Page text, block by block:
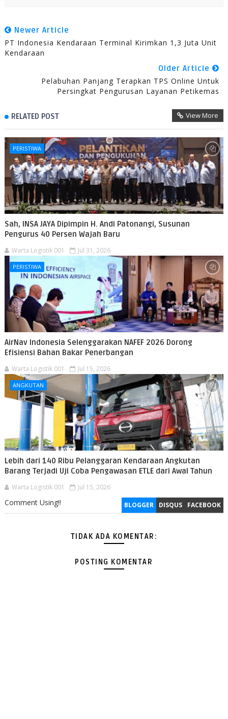
Newer Article
PT Indonesia Kendaraan Terminal Kirimkan 1,3 Juta Unit
Kendaraan
Older Article
Pelabuhan Panjang Terapkan TPS Online Untuk
Persingkat Pengurusan Layanan Petikemas
RELATED POST View More
PERISTIWA
Sah, INSA JAYA Dipimpin H. Andi Patonangi, Susunan
Pengurus 40 Persen Wajah Baru
Warta Logistik 001 Jul 31, 2026
PERISTIWA
AirNav Indonesia Selenggarakan NAFEF 2026 Dorong
Efisiensi Bahan Bakar Penerbangan
Warta Logistik 001 Jul 15, 2026
ANGKUTAN
Lebih dari 140 Ribu Pelanggaran Kendaraan Angkutan
Barang Terjadi Uji Coba Pengawasan ETLE dari Awal Tahun
Warta Logistik 001 Jul 15, 2026
BLOGGER DISQUS FACEBOOK
Comment Using!!
TIDAK ADA KOMENTAR:
POSTING KOMENTAR